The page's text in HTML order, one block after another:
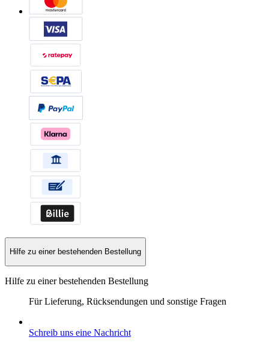
Hilfe zu einer bestehenden Bestellung
Hilfe zu einer bestehenden Bestellung
Für Lieferung, Rücksendungen und sonstige Fragen
Schreib uns eine Nachricht